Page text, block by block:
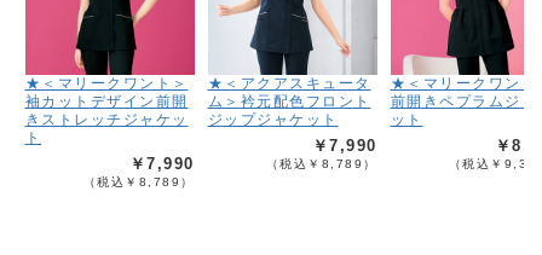
★＜マリークワント＞
袖カットデザイン前開
きストレッチジャケッ
ト
￥7,990
（税込￥8,789）
★＜アクアスキュータ
ム＞衿元配色フロント
ジップジャケット
￥7,990
（税込￥8,789）
★＜マリークワント
前開きペプラムジャ
ット
￥
（税込￥